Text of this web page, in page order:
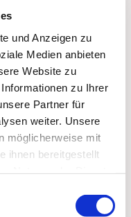
und Anzeigen zu
Medien anbieten
Website zu
zu Ihrer
Partner für
weiter. Unsere
möglicherweise mit
ihnen bereitgestellt
Stralsund